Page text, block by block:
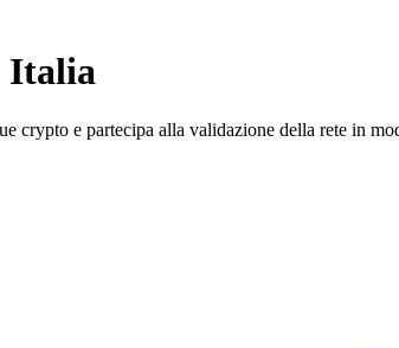
Italia
crypto e partecipa alla validazione della rete in